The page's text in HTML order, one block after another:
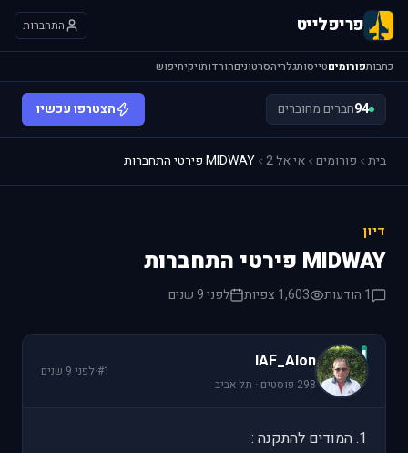
פריפלייט התחברות
כתבותפורומיםטייסותגלריהסרטוניםהורדותויקיחיפוש
94חברים מחוברים הצטרפו עכשיו
בית פורומים אי אל 2 MIDWAY פירטי התחברות
דיון
MIDWAY פירטי התחברות
1 הודעות 1,603 צפיות לפני 9 שנים
I
IAF_Alon
298 פוסטים · תל אביב
#1
·לפני 9 שנים
1. המודים להתקנה :